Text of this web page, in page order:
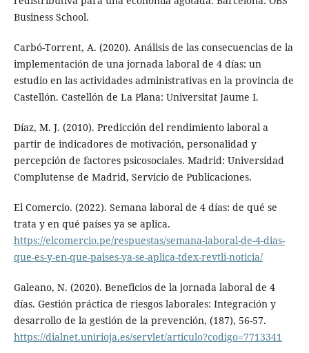
Business School.
Carbó-Torrent, A. (2020). Análisis de las consecuencias de la
implementación de una jornada laboral de 4 días: un
estudio en las actividades administrativas en la provincia de
Castellón. Castellón de La Plana: Universitat Jaume I.
Díaz, M. J. (2010). Predicción del rendimiento laboral a
partir de indicadores de motivación, personalidad y
percepción de factores psicosociales. Madrid: Universidad
Complutense de Madrid, Servicio de Publicaciones.
El Comercio. (2022). Semana laboral de 4 días: de qué se
trata y en qué países ya se aplica.
https://elcomercio.pe/respuestas/semana-laboral-de-4-dias-
que-es-y-en-que-paises-ya-se-aplica-tdex-revtli-noticia/
Galeano, N. (2020). Beneficios de la jornada laboral de 4
días. Gestión práctica de riesgos laborales: Integración y
desarrollo de la gestión de la prevención, (187), 56-57.
https://dialnet.unirioja.es/servlet/articulo?codigo=7713341